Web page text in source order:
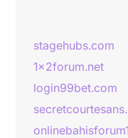
stagehubs.com
1x2forum.net
login99bet.com